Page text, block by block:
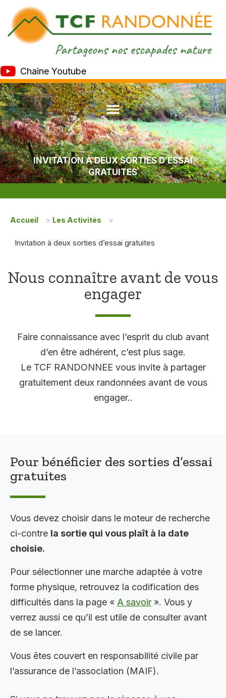
Chaine Youtube
INVITATION À DEUX SORTIES D’ESSAI
GRATUITES
Accueil > Les Activités >
Invitation à deux sorties d’essai gratuites
Nous connaître avant de vous
engager
Faire connaissance avec l’esprit du club avant
d’en être adhérent, c’est plus sage.
Le TCF RANDONNEE vous invite à partager
gratuitement deux randonnées avant de vous
engager..
Pour bénéficier des sorties d’essai
gratuites
Vous devez choisir dans le moteur de recherche
ci-contre la sortie qui vous plaît à la date
choisie.
Pour sélectionner une marche adaptée à votre
forme physique, retrouvez la codification des
difficultés dans la page « A savoir ». Vous y
verrez aussi ce qu’il est utile de consulter avant
de se lancer.
Vous êtes couvert en responsabilité civile par
l’assurance de l’association (MAIF).